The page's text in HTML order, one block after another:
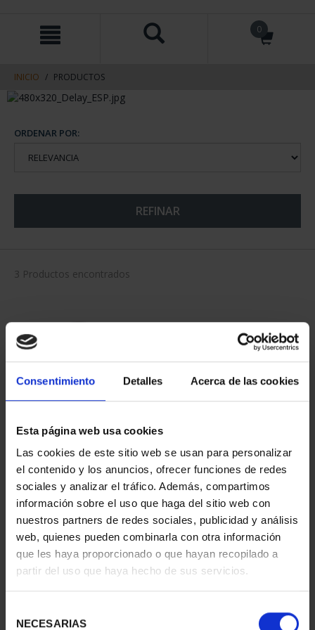
Consentimiento Detalles Acerca de las cookies
Esta página web usa cookies
Las cookies de este sitio web se usan para personalizar
el contenido y los anuncios, ofrecer funciones de redes
sociales y analizar el tráfico. Además, compartimos
información sobre el uso que haga del sitio web con
nuestros partners de redes sociales, publicidad y análisis
web, quienes pueden combinarla con otra información
que les haya proporcionado o que hayan recopilado a
partir del uso que haya hecho de sus servicios.
NECESARIAS
contenido
navegacin
0
INICIO PRODUCTOS
ORDENAR POR:
REFINAR
3 Productos encontrados
CIUDADES PATRIMONIO
II - SALAMANCA
73,00 €
CIUDADES PATRIMONIO
III - SEGOVIA
73,00 €